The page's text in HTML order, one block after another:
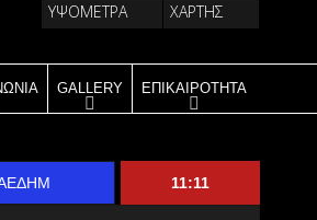
ΥΨΟΜΕΤΡΑ
ΧΑΡΤΗΣ
GALLERY ΕΠΙΚΑΙΡΟΤΗΤΑ
11:11